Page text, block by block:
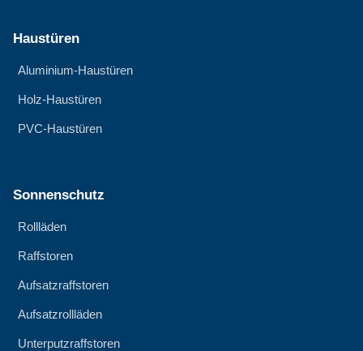
Haustüren
Aluminium-Haustüren
Holz-Haustüren
PVC-Haustüren
Sonnenschutz
Rollläden
Raffstoren
Aufsatzraffstoren
Aufsatzrollläden
Unterputzraffstoren